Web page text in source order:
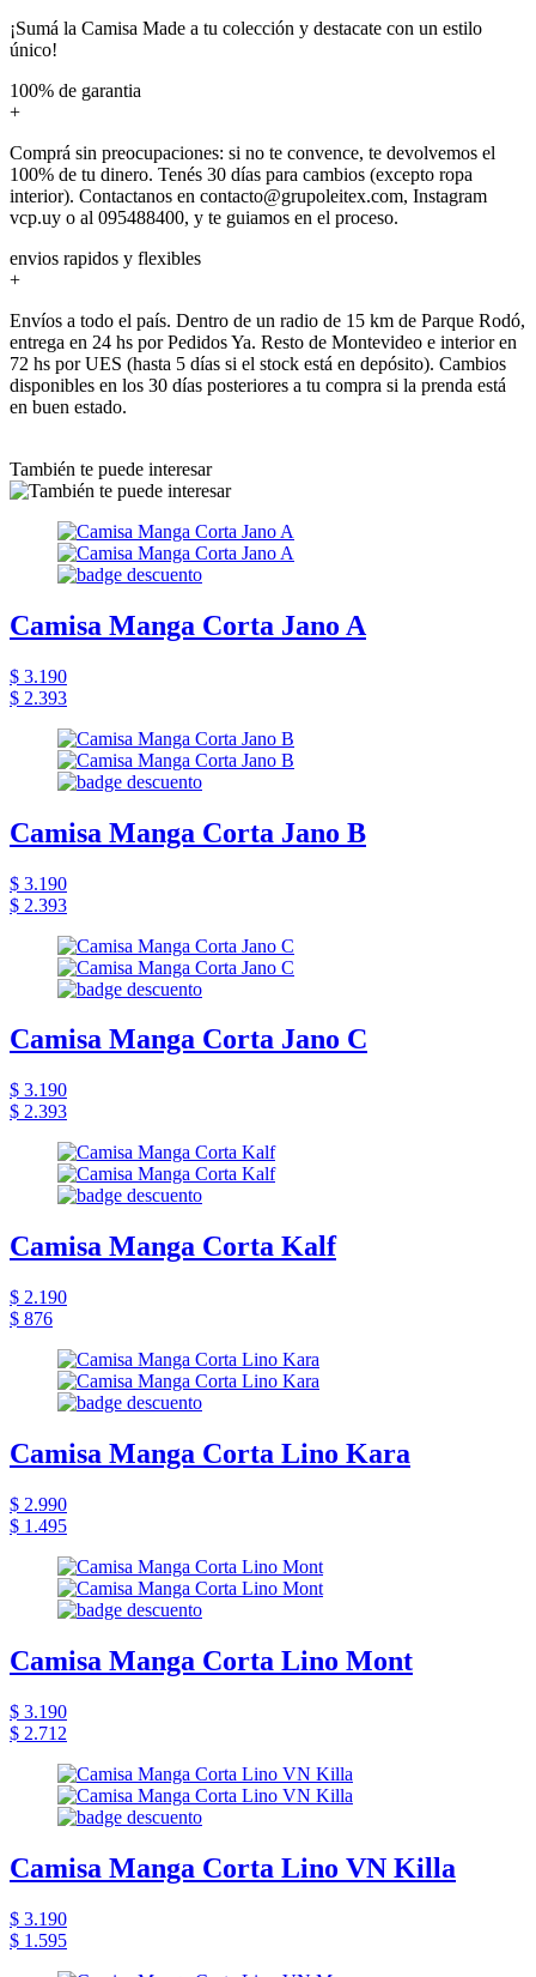
¡Sumá la Camisa Made a tu colección y destacate con un estilo
único!
100% de garantia
+
Comprá sin preocupaciones: si no te convence, te devolvemos el
100% de tu dinero. Tenés 30 días para cambios (excepto ropa
interior). Contactanos en contacto@grupoleitex.com, Instagram
vcp.uy o al 095488400, y te guiamos en el proceso.
envios rapidos y flexibles
+
Envíos a todo el país. Dentro de un radio de 15 km de Parque Rodó,
entrega en 24 hs por Pedidos Ya. Resto de Montevideo e interior en
72 hs por UES (hasta 5 días si el stock está en depósito). Cambios
disponibles en los 30 días posteriores a tu compra si la prenda está
en buen estado.
También te puede interesar
Camisa Manga Corta Jano A
$ 3.190
$ 2.393
Camisa Manga Corta Jano B
$ 3.190
$ 2.393
Camisa Manga Corta Jano C
$ 3.190
$ 2.393
Camisa Manga Corta Kalf
$ 2.190
$ 876
Camisa Manga Corta Lino Kara
$ 2.990
$ 1.495
Camisa Manga Corta Lino Mont
$ 3.190
$ 2.712
Camisa Manga Corta Lino VN Killa
$ 3.190
$ 1.595